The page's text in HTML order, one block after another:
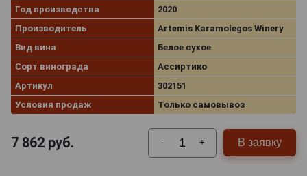
Год производства
2020
Производитель
Artemis Karamolegos Winery
Вид вина
Белое сухое
Сорт винограда
Ассиртико
Артикул
302151
Условия продаж
Только самовывоз
7 862 руб. - + В заявку